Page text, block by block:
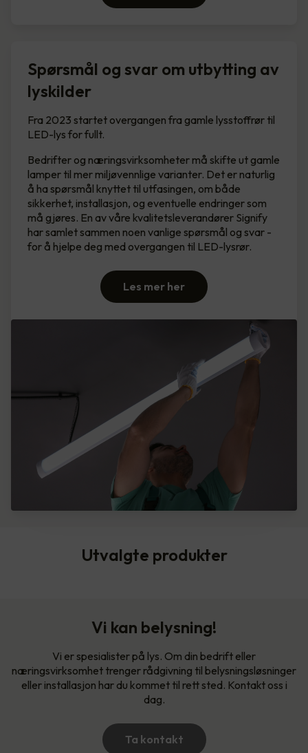
Spørsmål og svar om utbytting av
lyskilder
Fra 2023 startet overgangen fra gamle lysstoffrør til
LED-lys for fullt.
Bedrifter og næringsvirksomheter må skifte ut gamle
lamper til mer miljøvennlige varianter. Det er naturlig
å ha spørsmål knyttet til utfasingen, om både
sikkerhet, installasjon, og eventuelle endringer som
må gjøres. En av våre kvalitetsleverandører Signify
har samlet sammen noen vanlige spørsmål og svar -
for å hjelpe deg med overgangen til LED-lysrør.
Les mer her
Utvalgte produkter
Vi kan belysning!
Vi er spesialister på lys. Om din bedrift eller
næringsvirksomhet trenger rådgivning til belysningsløsninger
eller installasjon har du kommet til rett sted. Kontakt oss i
dag.
Ta kontakt